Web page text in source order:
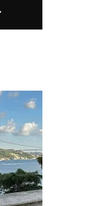
Ce produit a plusieurs variations. Les options peuvent être choisies sur la page du produit